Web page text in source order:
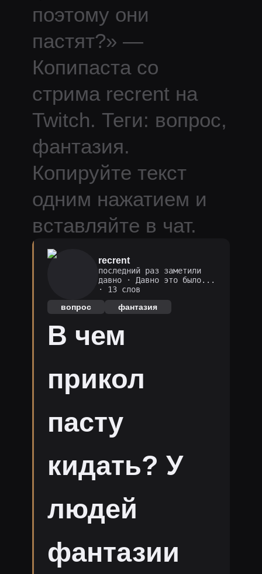
поэтому они
пастят?» —
Копипаста со
стрима recrentна
Twitch. Теги: вопрос,
фантазия.
Копируйте текст
одним нажатием и
вставляйте в чат.
recrent
последний раз заметили
давно·
Давно это было...
· 13 слов
вопрос
фантазия
В чем
прикол
пасту
кидать? У
людей
фантазии